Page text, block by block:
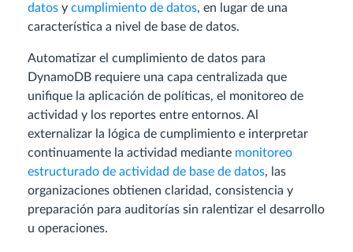
datos y cumplimiento de datos, en lugar de una
característica a nivel de base de datos.
Automatizar el cumplimiento de datos para
DynamoDB requiere una capa centralizada que
unifique la aplicación de políticas, el monitoreo de
actividad y los reportes entre entornos. Al
externalizar la lógica de cumplimiento e interpretar
continuamente la actividad mediante monitoreo
estructurado de actividad de base de datos, las
organizaciones obtienen claridad, consistencia y
preparación para auditorías sin ralentizar el desarrollo
u operaciones.